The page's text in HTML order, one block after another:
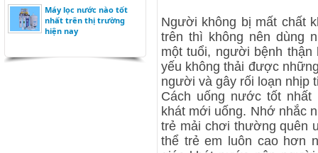
Máy lọc nước nào tốt
nhất trên thị trường
hiện nay
Người không bị mất chất
trên thì không nên dùng
một tuổi, người bệnh
yếu không thải được
người và gây rối loạn nhịp
Cách uống nước tốt
khát mới uống. Nhớ nhắc
trẻ mải chơi thường quên
thể trẻ em luôn cao hơn